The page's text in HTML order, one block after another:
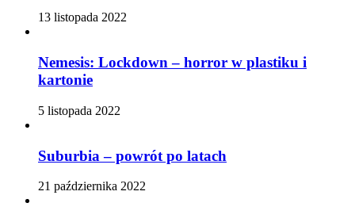
13 listopada 2022
Nemesis: Lockdown – horror w plastiku i
kartonie
5 listopada 2022
Suburbia – powrót po latach
21 października 2022